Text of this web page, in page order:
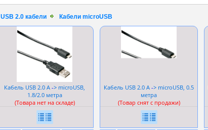
USB 2.0 кабели Кабели microUSB
Кабель USB 2.0 A -> microUSB,
1.8/2.0 метра
(Товара нет на складе)
Кабель USB 2.0 A -> microUSB, 0.5
метра
(Товар снят с продажи)